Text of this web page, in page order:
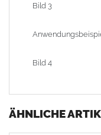
Bild 3
Bild 4
ÄHNLICHE